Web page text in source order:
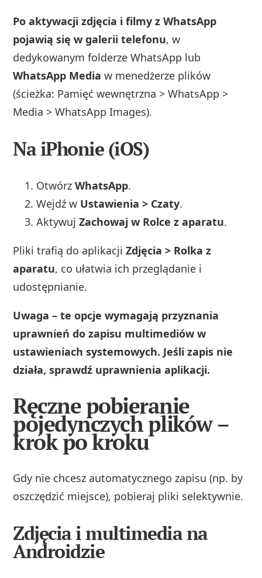
Po aktywacji zdjęcia i filmy z WhatsApp
pojawią się w galerii telefonu, w
dedykowanym folderze WhatsApp lub
WhatsApp Media w menedżerze plików
(ścieżka: Pamięć wewnętrzna > WhatsApp >
Media > WhatsApp Images).
Na iPhonie (iOS)
OtwórzWhatsApp.
Wejdź w Ustawienia > Czaty.
AktywujZachowaj w Rolce z aparatu.
Pliki trafią do aplikacjiZdjęcia > Rolka z
aparatu, co ułatwia ich przeglądanie i
udostępnianie.
Uwaga – te opcje wymagają przyznania
uprawnień do zapisu multimediów w
ustawieniach systemowych. Jeśli zapis nie
działa, sprawdź uprawnienia aplikacji.
Ręczne pobieranie
pojedynczych plików –
krok po kroku
Gdy nie chcesz automatycznego zapisu (np. by
oszczędzić miejsce), pobieraj pliki selektywnie.
Zdjęcia i multimedia na
Androidzie